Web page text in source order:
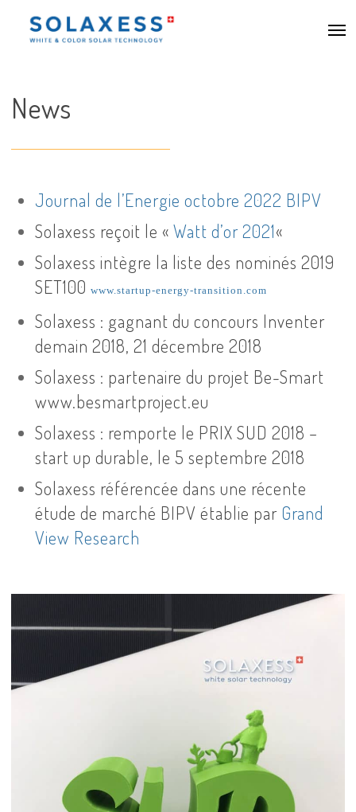
Accéder
News
Journal de l’Energie octobre 2022 BIPV
Solaxess reçoit le « Watt d’or 2021«
Solaxess intègre la liste des nominés 2019
SET100 www.startup-energy-transition.com
Solaxess : gagnant du concours Inventer
demain 2018, 21 décembre 2018
Solaxess : partenaire du projet Be-Smart
www.besmartproject.eu
Solaxess : remporte le PRIX SUD 2018 –
start up durable, le 5 septembre 2018
Solaxess référencée dans une récente
étude de marché BIPV établie par Grand
View Research